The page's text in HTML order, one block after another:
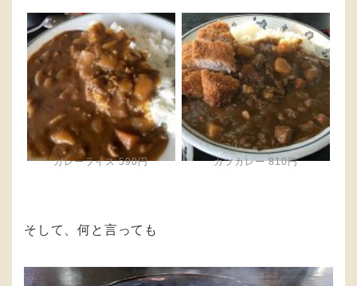
カレーライス 590円 カツカレー 810円
そして、何と言っても